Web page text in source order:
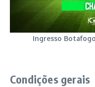
Ingresso
Condições gerais